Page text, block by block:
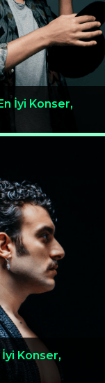
İyi Konser,
Konser,